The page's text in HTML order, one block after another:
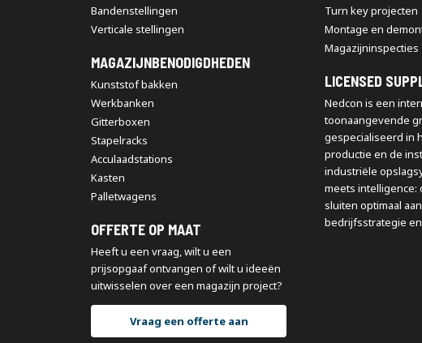
Bandenstellingen
Verticale stellingen
MAGAZIJNBENODIGDHEDEN
Kunststof bakken
Werkbanken
Gitterboxen
Stapelracks
Acculaadstations
Kasten
Palletwagens
OFFERTE OP MAAT
Heeft u een vraag, wilt u een
prijsopgaaf ontvangen of wilt u ideeën
uitwisselen over een magazijn project?
Vraag een offerte aan
Turn key projecten
Montage en
Magazijninspecties
LICENSED
Nedcon is een
toonaangevende
gespecialiseerd in
productie en de
industriële
meets intelligence:
sluiten optimaal
bedrijfsstrategie